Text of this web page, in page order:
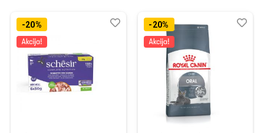
-20%
Dodaj
Uporedi-20%